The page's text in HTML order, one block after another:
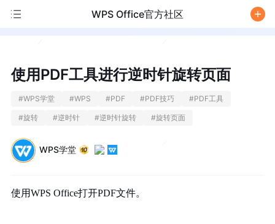
WPS Office官方社区
使用PDF工具进行逆时针旋转页面
#WPS学堂 #WPS #PDF #PDF技巧 #PDF工具
#旋转 #逆时针 #逆时针旋转 #旋转页面
WPS学堂
使用WPS Office打开PDF文件。